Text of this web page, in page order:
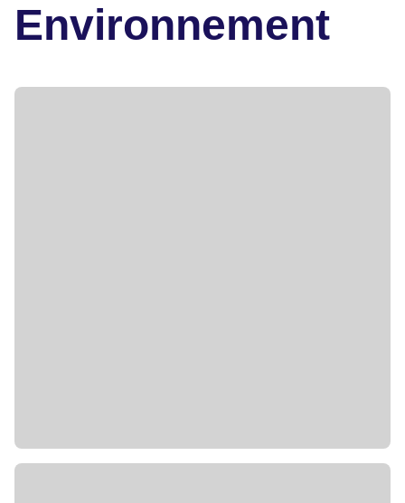
Environnement